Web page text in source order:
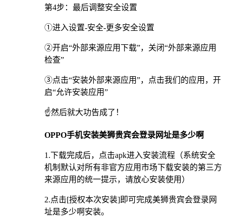
第4步：最后调整安全设置
①进入设置-安全-更多安全设置
②开启“外部来源应用下载”，关闭“外部来源应用
检查”
③点击“安装外部来源应用”，点击我们的应用，开
启“允许安装应用”
☝️然后就大功告成了！
OPPO手机安装美狮贵宾会登录网址是多少啊
1.下载完成后，点击apk进入安装流程（系统安全
机制默认对所有非官方应用市场下载安装的第三方
来源应用的统一提示，请放心安装使用）
2.点击[授权本次安装]即可完成美狮贵宾会登录网
址是多少啊安装。